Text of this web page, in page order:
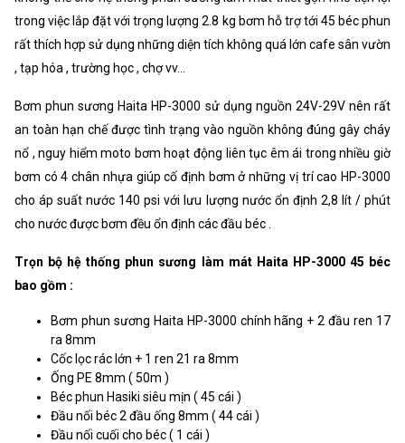
trong việc lắp đặt với trọng lượng 2.8 kg bơm hỗ trợ tới 45 béc phun
rất thích hợp sử dụng những diện tích không quá lớn cafe sân vườn
, tạp hóa , trường học , chợ vv...
Bơm phun sương Haita HP-3000 sử dụng nguồn 24V-29V nên rất
an toàn hạn chế được tình trạng vào nguồn không đúng gây cháy
nổ , nguy hiểm moto bơm hoạt động liên tục êm ái trong nhiều giờ
bơm có 4 chân nhựa giúp cố định bơm ở những vị trí cao HP-3000
cho áp suất nước 140 psi với lưu lượng nước ổn định 2,8 lít / phút
cho nước được bơm đều ổn định các đầu béc .
Trọn bộ hệ thống phun sương làm mát Haita HP-3000 45 béc
bao gồm :
Bơm phun sương Haita HP-3000 chính hãng + 2 đầu ren 17
ra 8mm
Cốc lọc rác lớn + 1 ren 21 ra 8mm
Ống PE 8mm ( 50m )
Béc phun Hasiki siêu mịn ( 45 cái )
Đầu nối béc 2 đầu ống 8mm ( 44 cái )
Đầu nối cuối cho béc ( 1 cái )